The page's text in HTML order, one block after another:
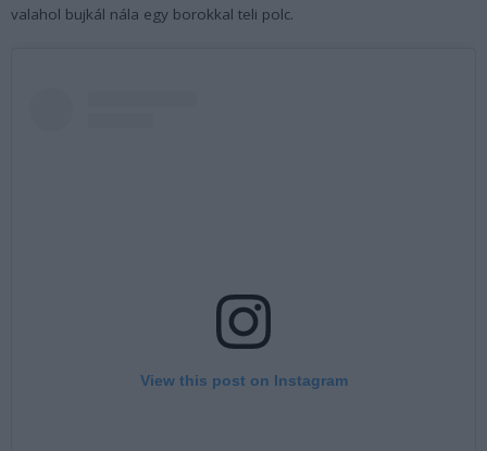
valahol bujkál nála egy borokkal teli polc.
View this post on Instagram